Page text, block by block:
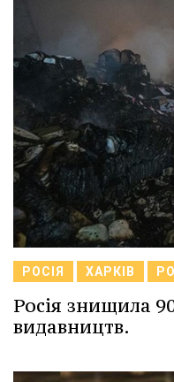
РОСІЯ ХАРКІВ
Росія знищила
видавництв.